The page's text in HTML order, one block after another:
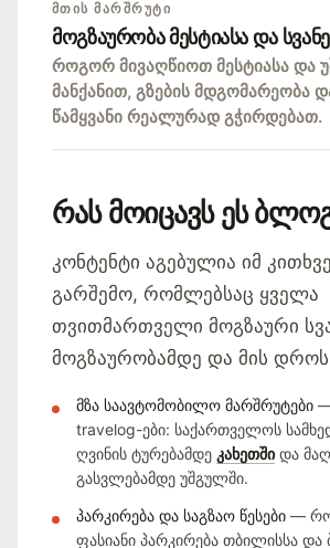
ᲛᲗᲘᲡ ᲛᲐᲠᲨᲠᲣᲢᲘ
მოგზაურობა მესტიასა და
როგორ მივაღწიოთ მესტიასა და
მანქანით, გზების მდგომარეობა
წამყვანი რეალურად გჭირდებათ.
რას მოიცავს ეს
კონტენტი აგებულია იმ
გარშემო, რომლებსაც ყველა
თვითმართველი მოგზაური
მოგზაურობამდე და მის
მზა საავტომობილო მარშრუტები —
travelog-ები: საქართველოს
ღვინის ტურებამდე კახეთში და
გასვლებამდე უშგულში.
პარკირება და საგზაო წესები —
ფასიანი პარკირება თბილისსა და